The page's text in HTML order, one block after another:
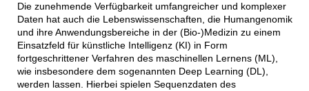
Die zunehmende Verfügbarkeit umfangreicher und komplexer
Daten hat auch die Lebenswissenschaften, die Humangenomik
und ihre Anwendungsbereiche in der (Bio-)Medizin zu einem
Einsatzfeld für künstliche Intelligenz (KI) in Form
fortgeschrittener Verfahren des maschinellen Lernens (ML),
wie insbesondere dem sogenannten Deep Learning (DL),
werden lassen. Hierbei spielen Sequenzdaten des